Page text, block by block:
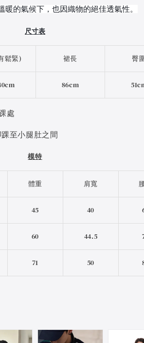
暖的氣候下，也因織物的絕佳透氣性。
尺寸表
鬆緊) 裙長 臀
86cm
處
至小腿肚之間
模特
體重 肩寬
45 40
60 44.5
71 50